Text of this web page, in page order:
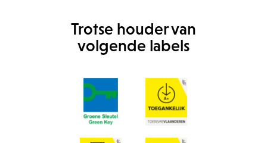
Trotse houder van
volgende labels